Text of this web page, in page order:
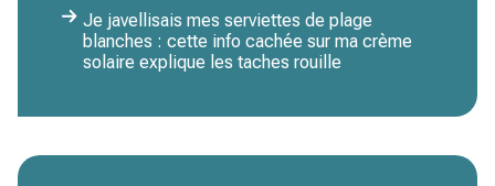
Je javellisais mes serviettes de plage
blanches : cette info cachée sur ma crème
solaire explique les taches rouille